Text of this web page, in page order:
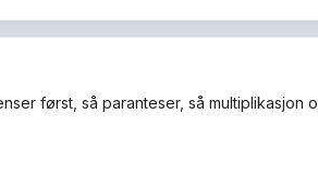
først, så paranteser, så multiplikasjon